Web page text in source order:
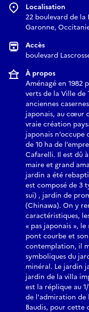
Localisation
22 boulevard de la
Garonne,
Accès
boulevard
À propos
Aménagé en 1982
verts de la Ville de
anciennes
japonais, au cœur
vraie création
japonais
de 10 ha de
Cafarelli. Il est dû
maire et grand
jardin a été
est composé de 3
sui) , jardin de
(Chinawa). On y
caractéristiques,
« pas japonais »,
pont courbe et
contemplation, il
symboliques du
minéral. Le jardin
jardin de la villa
est la réplique au
de l'admiration de
Baudis, pour cette